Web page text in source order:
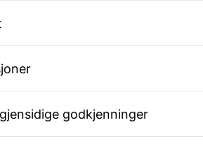
godkjenninger